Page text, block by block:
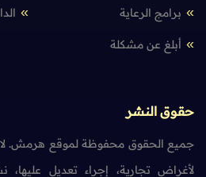
برامج الرعاية
أبلغ عن مشكلة
حقوق النشر
جميع الحقوق محفوظة لموقع هرمش.
لأغراض تجارية، إجراء تعديل